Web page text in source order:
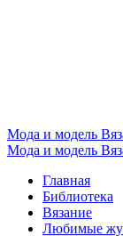
Мода и модель
Мода и модель
Главная
Библиотека
Вязание
Любимые